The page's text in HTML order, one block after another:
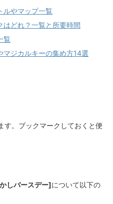
ルやマップ一覧
はどれ？一覧と所要時間
覧
マジカルキーの集め方14選
す。ブックマークしておくと便
しバースデー]について以下の